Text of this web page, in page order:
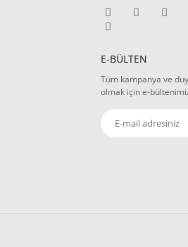
E-BÜLTEN
Tüm kampanya ve
olmak için e-